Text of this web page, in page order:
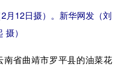
月12日摄）。新华网发（刘
摄）
省曲靖市罗平县的油菜花